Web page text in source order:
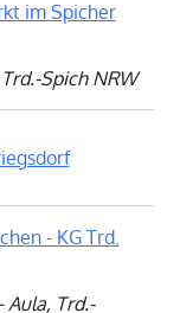
im Spicher
Spich NRW
- KG Trd.
Aula, Trd.-